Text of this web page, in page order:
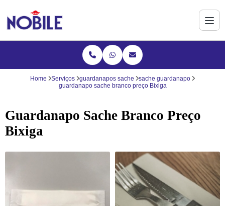
Home Serviços guardanapos sache
sache guardanapo
guardanapo sache branco preço Bixiga
Guardanapo Sache Branco Preço
Bixiga